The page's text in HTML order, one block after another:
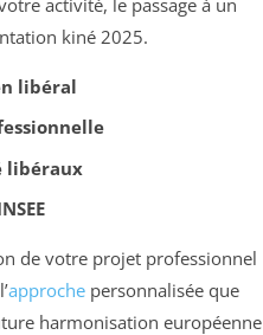
kiné 2025.
libéral
libéraux
de votre projet professionnel
approche personnalisée que
harmonisation européenne